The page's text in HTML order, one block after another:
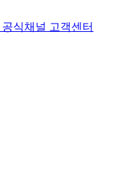
공식채널 고객센터